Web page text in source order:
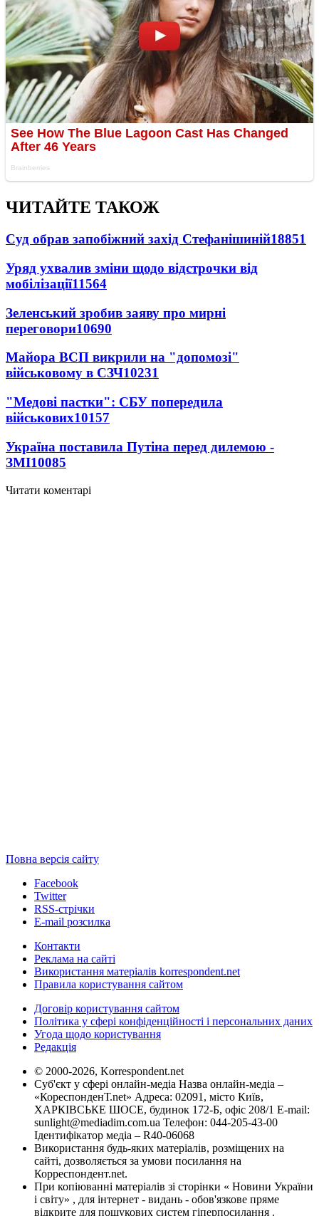
ЧИТАЙТЕ ТАКОЖ
Суд обрав запобіжний захід Стефанішиній18851
Уряд ухвалив зміни щодо відстрочки від
мобілізації11564
Зеленський зробив заяву про мирні
переговори10690
Майора ВСП викрили на "допомозі"
військовому в СЗЧ10231
"Медові пастки": СБУ попередила
військових10157
Україна поставила Путіна перед дилемою -
ЗМІ10085
Читати коментарі
Повна версія сайту
Facebook
Twitter
RSS-стрічки
E-mail розсилка
Контакти
Реклама на сайті
Використання матеріалів korrespondent.net
Правила користування сайтом
Договір користування сайтом
Політика у сфері конфіденційності і персональних даних
Угода щодо користування
Редакція
© 2000-2026, Korrespondent.net
Суб'єкт у сфері онлайн-медіа Назва онлайн-медіа –
«КореспонденТ.net» Адреса: 02091, місто Київ,
ХАРКІВСЬКЕ ШОСЕ, будинок 172-Б, офіс 208/1 E-mail:
sunlight@mediadim.com.ua Телефон: 044-205-43-00
Ідентифікатор медіа – R40-06068
Використання будь-яких матеріалів, розміщених на
сайті, дозволяється за умови посилання на
Корреспондент.net.
При копіюванні матеріалів зі сторінки « Новини України
і світу» , для інтернет - видань - обов'язкове пряме
відкрите для пошукових систем гіперпосилання .